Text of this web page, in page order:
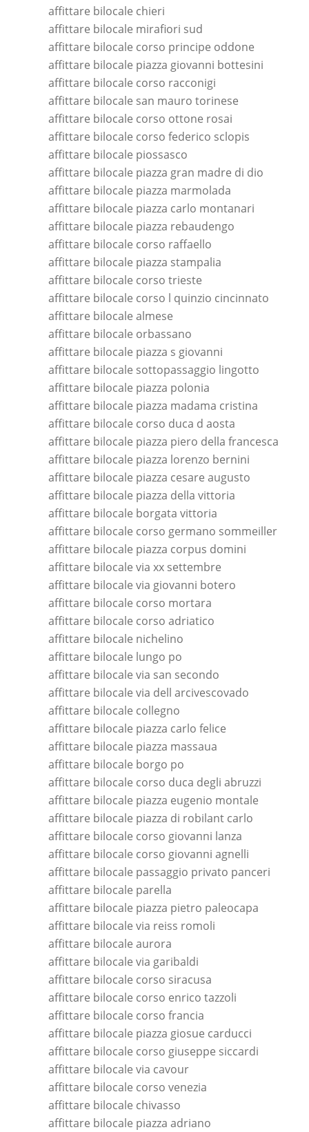
affittare bilocale chieri
affittare bilocale mirafiori sud
affittare bilocale corso principe oddone
affittare bilocale piazza giovanni bottesini
affittare bilocale corso racconigi
affittare bilocale san mauro torinese
affittare bilocale corso ottone rosai
affittare bilocale corso federico sclopis
affittare bilocale piossasco
affittare bilocale piazza gran madre di dio
affittare bilocale piazza marmolada
affittare bilocale piazza carlo montanari
affittare bilocale piazza rebaudengo
affittare bilocale corso raffaello
affittare bilocale piazza stampalia
affittare bilocale corso trieste
affittare bilocale corso l quinzio cincinnato
affittare bilocale almese
affittare bilocale orbassano
affittare bilocale piazza s giovanni
affittare bilocale sottopassaggio lingotto
affittare bilocale piazza polonia
affittare bilocale piazza madama cristina
affittare bilocale corso duca d aosta
affittare bilocale piazza piero della francesca
affittare bilocale piazza lorenzo bernini
affittare bilocale piazza cesare augusto
affittare bilocale piazza della vittoria
affittare bilocale borgata vittoria
affittare bilocale corso germano sommeiller
affittare bilocale piazza corpus domini
affittare bilocale via xx settembre
affittare bilocale via giovanni botero
affittare bilocale corso mortara
affittare bilocale corso adriatico
affittare bilocale nichelino
affittare bilocale lungo po
affittare bilocale via san secondo
affittare bilocale via dell arcivescovado
affittare bilocale collegno
affittare bilocale piazza carlo felice
affittare bilocale piazza massaua
affittare bilocale borgo po
affittare bilocale corso duca degli abruzzi
affittare bilocale piazza eugenio montale
affittare bilocale piazza di robilant carlo
affittare bilocale corso giovanni lanza
affittare bilocale corso giovanni agnelli
affittare bilocale passaggio privato panceri
affittare bilocale parella
affittare bilocale piazza pietro paleocapa
affittare bilocale via reiss romoli
affittare bilocale aurora
affittare bilocale via garibaldi
affittare bilocale corso siracusa
affittare bilocale corso enrico tazzoli
affittare bilocale corso francia
affittare bilocale piazza giosue carducci
affittare bilocale corso giuseppe siccardi
affittare bilocale via cavour
affittare bilocale corso venezia
affittare bilocale chivasso
affittare bilocale piazza adriano